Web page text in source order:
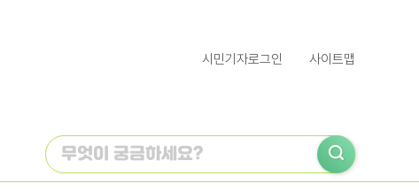
시민기자로그인 사이트맵